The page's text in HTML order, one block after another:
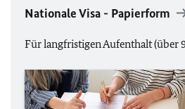
Nationale Visa - Papierform
Für langfristigen Aufenthalt (über